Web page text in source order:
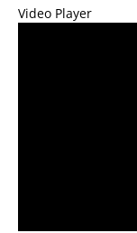
Video Player